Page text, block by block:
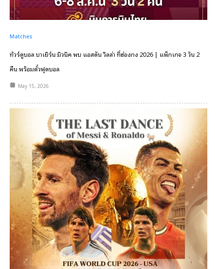
Matches
ทัวร์ดูบอล บาเยิร์น มิวนิค พบ แอสตัน วิลล่า ที่ฮ่องกง 2026 | แพ็กเกจ 3 วัน 2
คืน พร้อมตั๋วฟุตบอล
May 15, 2026